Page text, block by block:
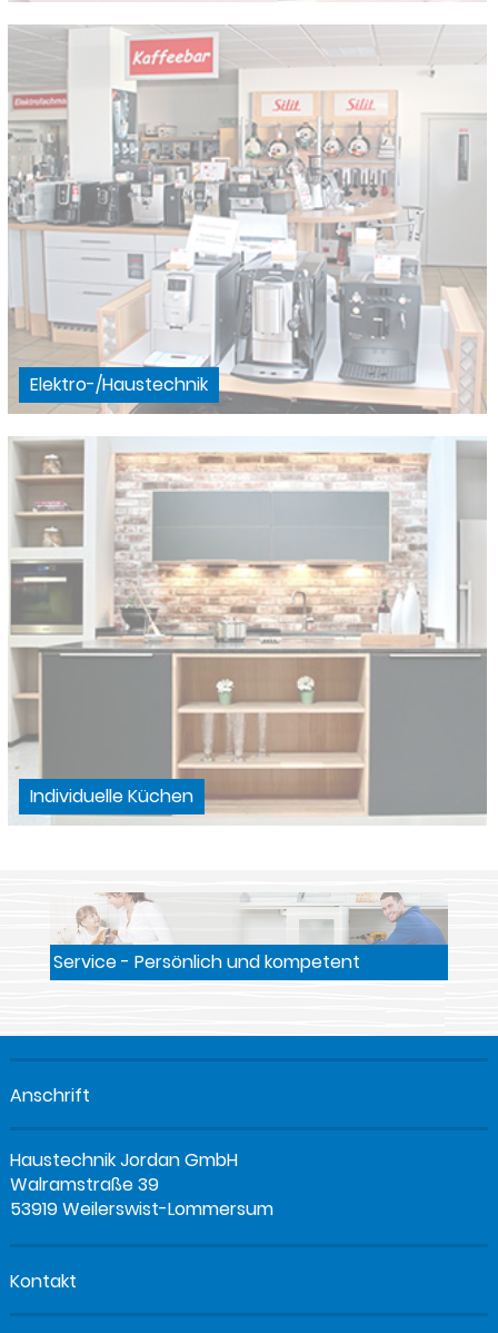
Elektro-/Haustechnik
Individuelle Küchen
Service - Persönlich und kompetent
Anschrift
Haustechnik Jordan GmbH
Walramstraße 39
53919 Weilerswist-Lommersum
Kontakt